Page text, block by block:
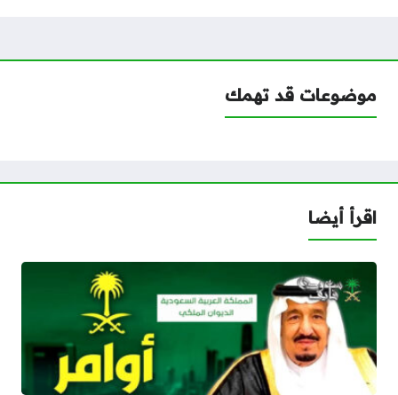
موضوعات قد تهمك
اقرأ أيضا